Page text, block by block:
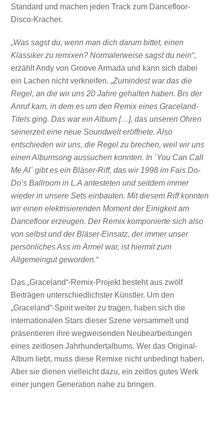
Standard und machen jeden Track zum Dancefloor-
Disco-Kracher.
„Was sagst du, wenn man dich darum bittet, einen
Klassiker zu remixen? Normalerweise sagst du nein“,
erzählt Andy von Groove Armada und kann sich dabei
ein Lachen nicht verkneifen.„Zumindest war das die
Regel, an die wir uns 20 Jahre gehalten haben. Bis der
Anruf kam, in dem es um den Remix eines Graceland-
Titels ging. Das war ein Album […], das unseren Ohren
seinerzeit eine neue Soundwelt eröffnete. Also
entschieden wir uns, die Regel zu brechen, weil wir uns
einen Albumsong aussuchen konnten. In `You Can Call
Me Al´ gibt es ein Bläser-Riff, das wir 1998 im Fais Do-
Do’s Ballroom in L.A antesteten und seitdem immer
wieder in unsere Sets einbauten. Mit diesem Riff konnten
wir einen elektrisierenden Moment der Einigkeit am
Dancefloor erzeugen. Der Remix komponierte sich also
von selbst und der Bläser-Einsatz, der immer unser
persönliches Ass im Ärmel war, ist hiermit zum
Allgemeingut geworden.“
Das „Graceland“-Remix-Projekt besteht aus zwölf
Beiträgen unterschiedlichster Künstler. Um den
„Graceland“-Spirit weiter zu tragen, haben sich die
internationalen Stars dieser Szene versammelt und
präsentieren ihre wegweisenden Neubearbeitungen
eines zeitlosen Jahrhundertalbums. Wer das Original-
Album liebt, muss diese Remixe nicht unbedingt haben.
Aber sie dienen vielleicht dazu, ein zeitlos gutes Werk
einer jungen Generation nahe zu bringen.